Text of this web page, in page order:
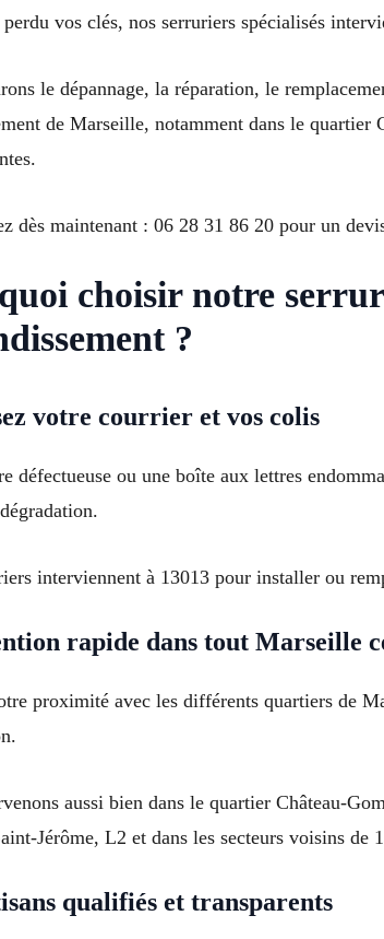
vos clés, nos serruriers spécialisés
le dépannage, la réparation, le
de Marseille, notamment dans le
dès maintenant : 06 28 31 86 20 pour un
choisir notre
?
votre courrier et vos colis
défectueuse ou une boîte aux lettres
interviennent à 13013 pour installer ou
rapide dans tout Marseille
proximité avec les différents quartiers de
aussi bien dans le quartier Château-
Jérôme, L2 et dans les secteurs voisins de
qualifiés et transparents